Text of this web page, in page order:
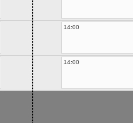
14:00
14:00